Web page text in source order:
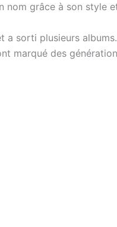
grâce à son style
sorti plusieurs
marqué des